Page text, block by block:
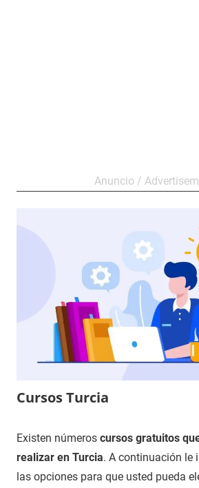
Cursos Turcia
8
de
diciembre
Maria
Cursos
en
León
Existen números cursos gratuitos
realizar en Turcia. A continuación le
las opciones para que usted pueda